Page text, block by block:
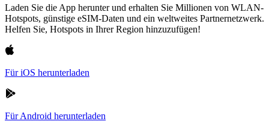
Laden Sie die App herunter und erhalten Sie Millionen von WLAN-
Hotspots, günstige eSIM-Daten und ein weltweites Partnernetzwerk.
Helfen Sie, Hotspots in Ihrer Region hinzuzufügen!
Für iOS herunterladen
Für Android herunterladen